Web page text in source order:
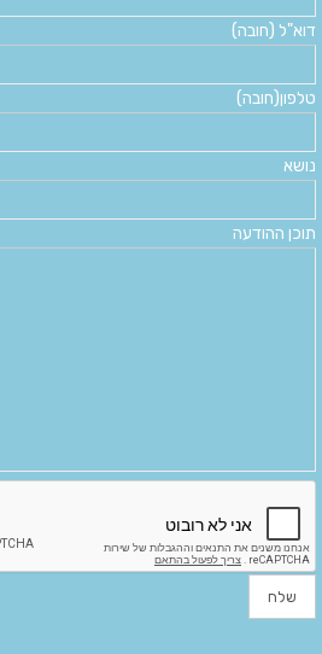
דוא"ל (חובה)
טלפון(חובה)
נושא
תוכן ההודעה